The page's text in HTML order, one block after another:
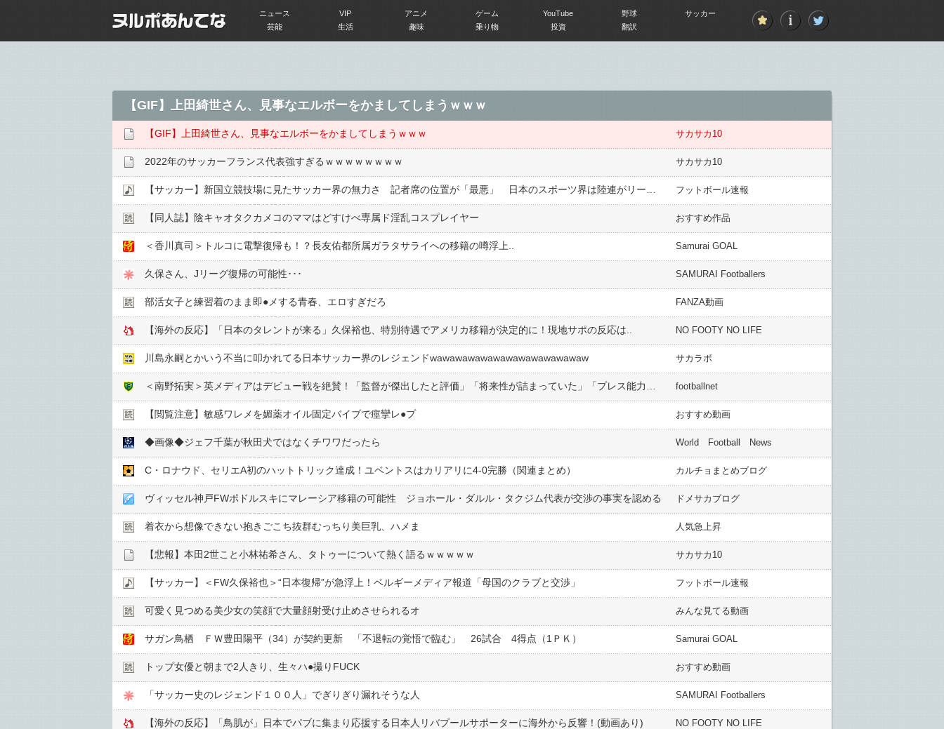
ニュース VIP アニメ ゲーム YouTube 野球
サッカー
芸能
生活 趣味 乗り物 投資 翻訳
【GIF】上田綺世さん、見事なエルボーをかましてしまうｗｗｗ
【GIF】上田綺世さん、見事なエルボーをかましてしまうｗｗｗ サカサカ10
2022年のサッカーフランス代表強すぎるｗｗｗｗｗｗｗｗ サカサカ10
フットボール速報
【同人誌】陰キャオタクカメコのママはどすけべ専属ド淫乱コスプレイヤー おすすめ作品
＜香川真司＞トルコに電撃復帰も！？長友佑都所属ガラタサライへの移籍の噂浮上.. Samurai GOAL
久保さん、Jリーグ復帰の可能性･･･ SAMURAI Footballers
部活女子と練習着のまま即●︎メする青春、エロすぎだろ FANZA動画
【海外の反応】「日本のタレントが来る」久保裕也、特別待遇でアメリカ移籍が決定的に！現地サポの反応は.. NO FOOTY NO LIFE
川島永嗣とかいう不当に叩かれてる日本サッカー界のレジェンドwawawawawawawawawawawawaw サカラボ
footballnet
【閲覧注意】敏感ワレメを媚薬オイル固定バイブで痙攣レ●︎プ おすすめ動画
◆画像◆ジェフ千葉が秋田犬ではなくチワワだったら World Football News
C・ロナウド、セリエA初のハットトリック達成！ユベントスはカリアリに4-0完勝（関連まとめ） カルチョまとめブログ
ヴィッセル神戸FWポドルスキにマレーシア移籍の可能性 ジョホール・ダルル・タクジム代表が交渉の事実を認める ドメサカブログ
着衣から想像できない抱きごこち抜群むっちり美巨乳、ハメま 人気急上昇
【悲報】本田2世こと小林祐希さん、タトゥーについて熱く語るｗｗｗｗｗ サカサカ10
【サッカー】＜FW久保裕也＞“日本復帰”が急浮上！ベルギーメディア報道「母国のクラブと交渉」 フットボール速報
可愛く見つめる美少女の笑顔で大量顔射受け止めさせられるオ みんな見てる動画
サガン鳥栖 ＦＷ豊田陽平（34）が契約更新 「不退転の覚悟で臨む」 26試合 4得点（1ＰＫ） Samurai GOAL
トップ女優と朝まで2人きり、生々ハ●︎撮りFUCK おすすめ動画
「サッカー史のレジェンド１００人」でぎりぎり漏れそうな人 SAMURAI Footballers
【海外の反応】「鳥肌が」日本でパブに集まり応援する日本人リバプールサポーターに海外から反響！(動画あり) NO FOOTY NO LIFE